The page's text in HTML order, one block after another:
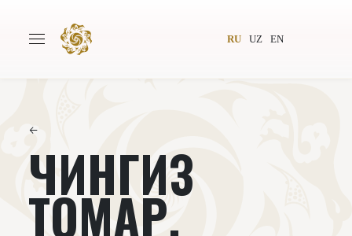
RU UZ EN
Авторы
←
ЧИНГИЗ
ТОМАР,